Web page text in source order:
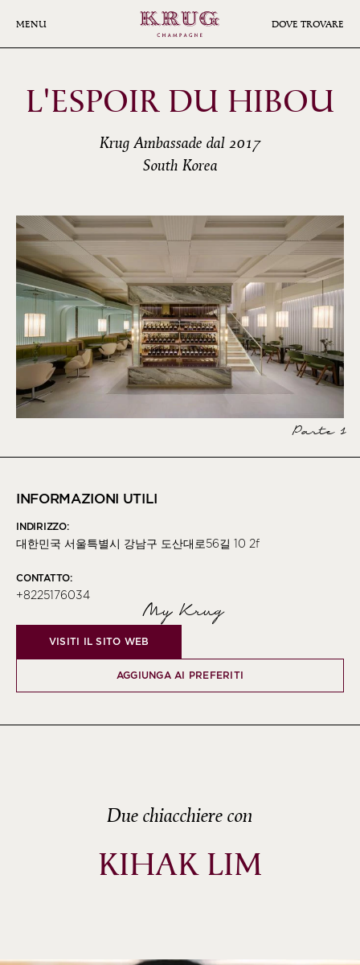
MENU DOVE TROVARE
L'ESPOIR DU HIBOU
Krug Ambassade dal 2017
South Korea
Parte 1
INFORMAZIONI UTILI
INDIRIZZO:
대한민국 서울특별시 강남구 도산대로56길 10 2f
CONTATTO:
+8225176034
My Krug
VISITI IL SITO WEB
AGGIUNGA AI PREFERITI
Due chiacchiere con
KIHAK LIM